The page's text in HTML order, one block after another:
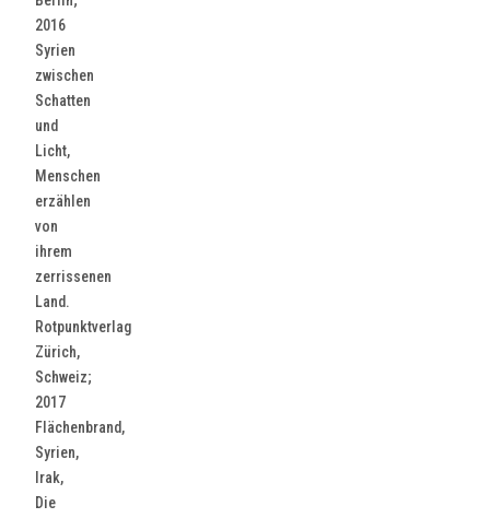
2016
Syrien
zwischen
Schatten
und
Licht,
Menschen
erzählen
von
ihrem
zerrissenen
Land.
Rotpunktverlag
Zürich,
Schweiz;
2017
Flächenbrand,
Syrien,
Irak,
Die